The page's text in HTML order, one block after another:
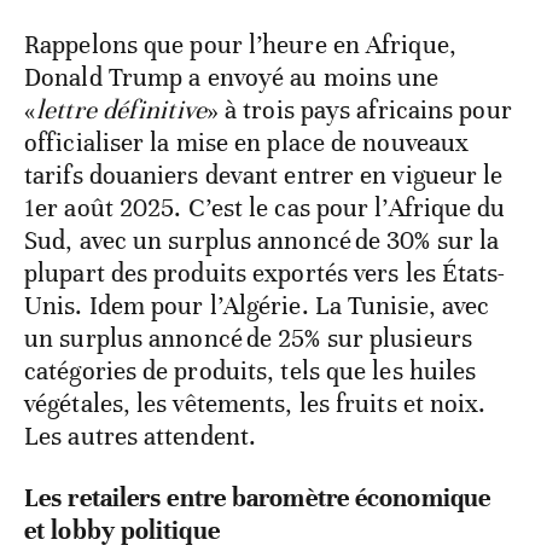
Rappelons que pour l’heure en Afrique,
Donald Trump a envoyé au moins une
«lettre définitive» à trois pays africains pour
officialiser la mise en place de nouveaux
tarifs douaniers devant entrer en vigueur le
1er août 2025. C’est le cas pour l’Afrique du
Sud, avec un surplus annoncé de 30% sur la
plupart des produits exportés vers les États-
Unis. Idem pour l’Algérie. La Tunisie, avec
un surplus annoncé de 25% sur plusieurs
catégories de produits, tels que les huiles
végétales, les vêtements, les fruits et noix.
Les autres attendent.
Les retailers entre baromètre économique
et lobby politique